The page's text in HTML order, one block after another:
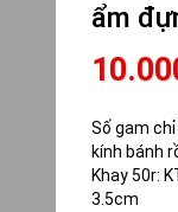
ẩm
Số gam
kính bánh
Khay 50r:
3.5cm